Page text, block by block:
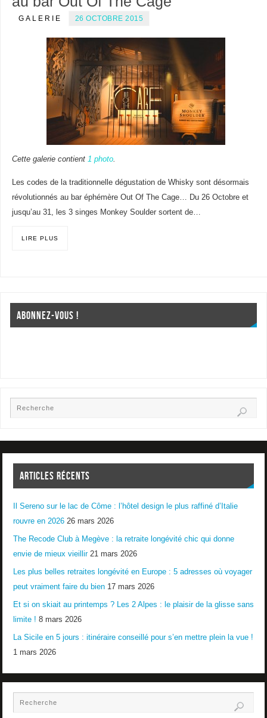
GALERIE 26 OCTOBRE 2015
Cette galerie contient 1 photo.
Les codes de la traditionnelle dégustation de Whisky sont désormais
révolutionnés au bar éphémère Out Of The Cage… Du 26 Octobre et
jusqu’au 31, les 3 singes Monkey Soulder sortent de…
LIRE PLUS
ABONNEZ-VOUS !
ARTICLES RÉCENTS
Il Sereno sur le lac de Côme : l’hôtel design le plus raffiné d’Italie
rouvre en 2026 26 mars 2026
The Recode Club à Megève : la retraite longévité chic qui donne
envie de mieux vieillir 21 mars 2026
Les plus belles retraites longévité en Europe : 5 adresses où voyager
peut vraiment faire du bien 17 mars 2026
Et si on skiait au printemps ? Les 2 Alpes : le plaisir de la glisse sans
limite ! 8 mars 2026
La Sicile en 5 jours : itinéraire conseillé pour s’en mettre plein la vue !
1 mars 2026